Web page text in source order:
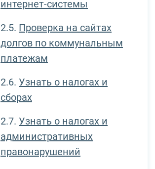
интернет-системы
Проверка на сайтах
долгов по коммунальным
платежам
Узнать о налогах и
сборах
Узнать о налогах и
административных
правонарушений